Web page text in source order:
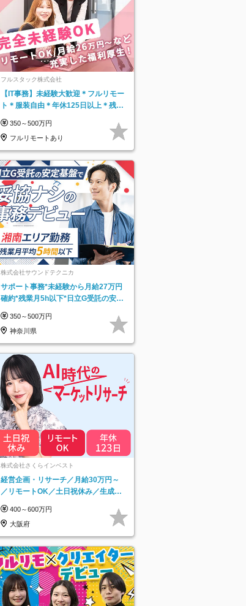
フルスタック株式会社
【IT事務】未経験大歓迎＊フルリモー
ト＊服装自由＊年休125日以上＊残業
350～500万円
フルリモートあり
株式会社サウンドテクニカ
サポート事務*未経験から月給27万円
確約*残業月5h以下*日立G受託の安定
350～500万円
神奈川県
株式会社さくらインベスト
経営企画・リサーチ／月給30万円～
／リモートOK／土日祝休み／生成AI
400～600万円
大阪府